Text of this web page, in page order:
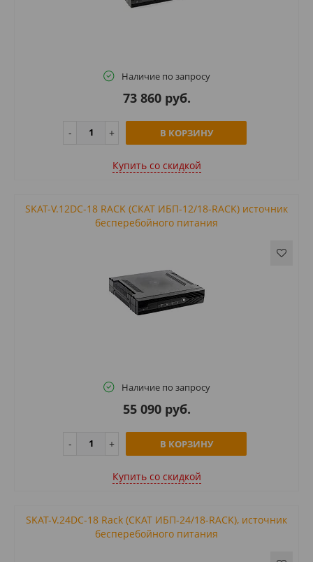
Наличие по запросу
73 860 руб.
В КОРЗИНУ
Купить cо скидкой
SKAT-V.12DC-18 RACK (СКАТ ИБП-12/18-RACK) источник
бесперебойного питания
Наличие по запросу
55 090 руб.
В КОРЗИНУ
Купить cо скидкой
SKAT-V.24DC-18 Rack (СКАТ ИБП-24/18-RACK), источник
бесперебойного питания